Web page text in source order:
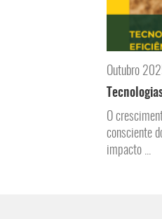
Outubro
O
consciente
impacto ...